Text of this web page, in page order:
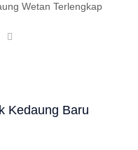
Wetan Terlengkap
Kedaung Baru